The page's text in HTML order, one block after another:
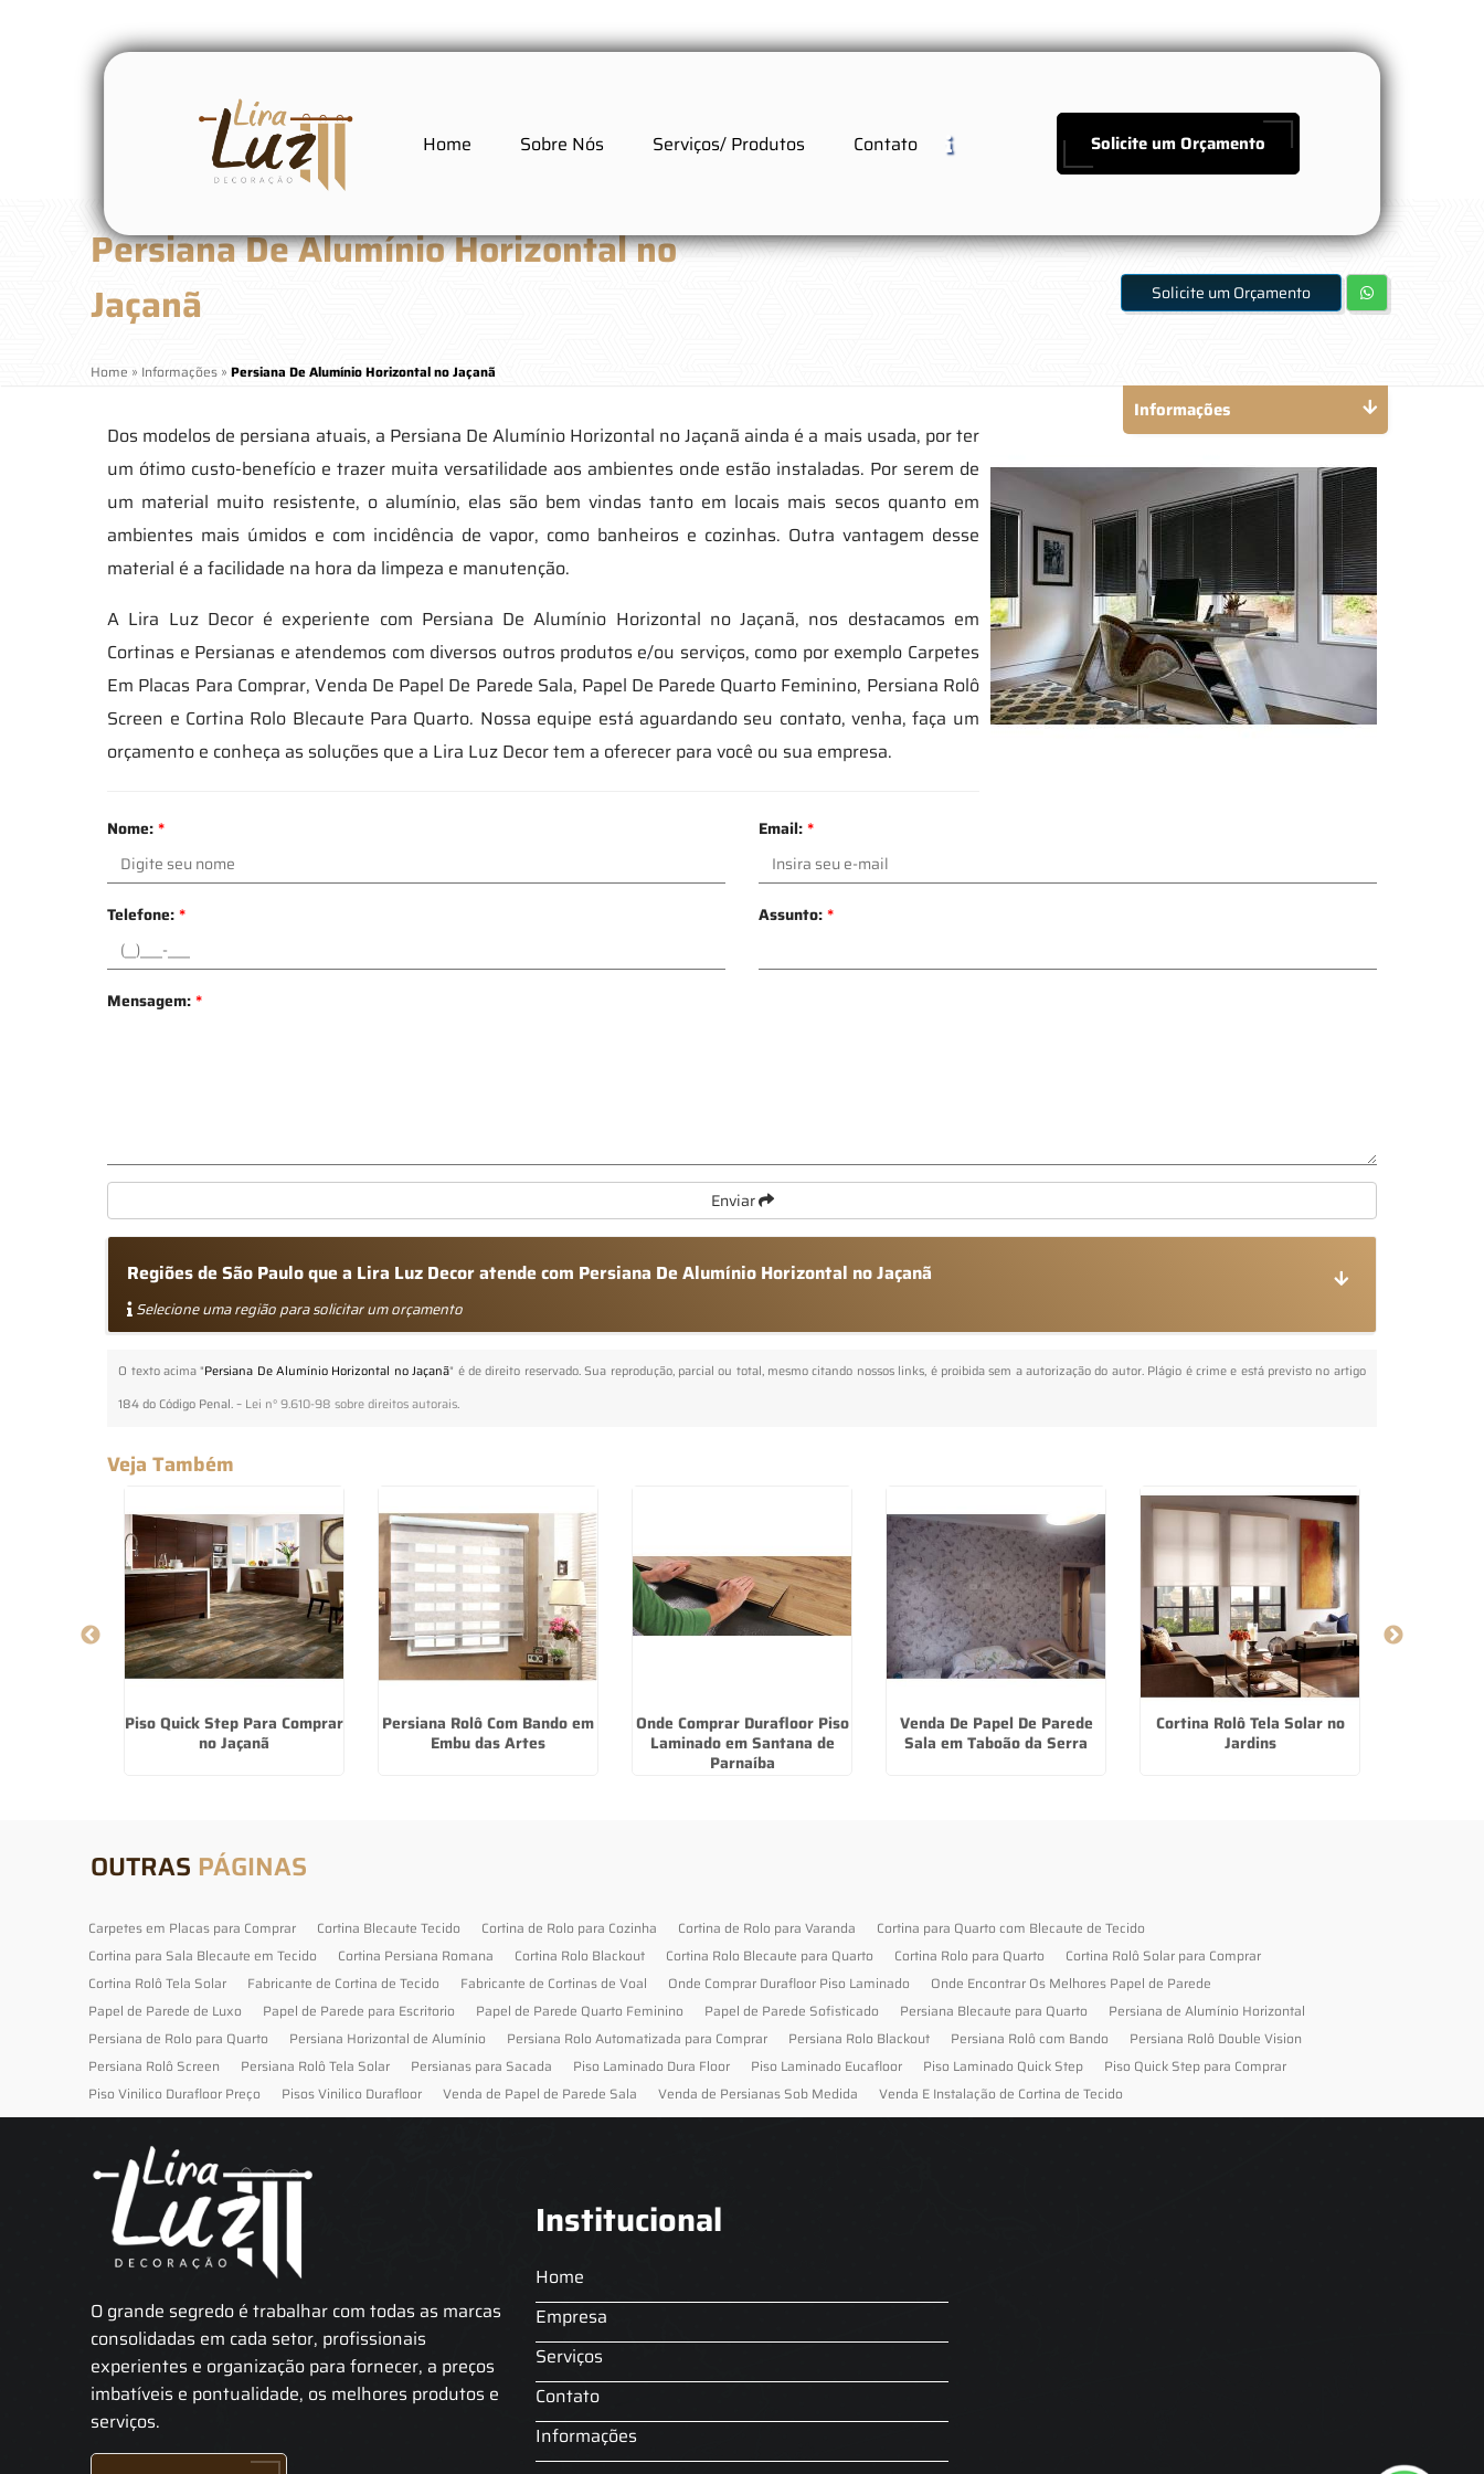
Home Sobre Nós Serviços/ Produtos Contato Solicite um Orçamento
Persiana De Alumínio Horizontal no
Jaçanã
Home » Informações »Persiana De Alumínio Horizontal no Jaçanã
Solicite um Orçamento
Dos modelos de persiana atuais, a Persiana De Alumínio Horizontal no Jaçanã ainda é a mais usada, por ter
um ótimo custo-benefício e trazer muita versatilidade aos ambientes onde estão instaladas. Por serem de
um material muito resistente, o alumínio, elas são bem vindas tanto em locais mais secos quanto em
ambientes mais úmidos e com incidência de vapor, como banheiros e cozinhas. Outra vantagem desse
material é a facilidade na hora da limpeza e manutenção.
A Lira Luz Decor é experiente com Persiana De Alumínio Horizontal no Jaçanã, nos destacamos em
Cortinas e Persianas e atendemos com diversos outros produtos e/ou serviços, como por exemplo Carpetes
Em Placas Para Comprar, Venda De Papel De Parede Sala, Papel De Parede Quarto Feminino, Persiana Rolô
Screen e Cortina Rolo Blecaute Para Quarto. Nossa equipe está aguardando seu contato, venha, faça um
orçamento e conheça as soluções que a Lira Luz Decor tem a oferecer para você ou sua empresa.
Nome:* Email:*
Telefone:* Assunto:*
Mensagem:*
Enviar
Regiões de São Paulo que a Lira Luz Decor atende com Persiana De Alumínio Horizontal no Jaçanã
Selecione uma região para solicitar um orçamento
O texto acima "Persiana De Alumínio Horizontal no Jaçanã" é de direito reservado. Sua reprodução, parcial ou total, mesmo citando nossos links, é proibida sem a autorização do autor. Plágio é crime e está previsto no artigo
184 do Código Penal. – Lei n° 9.610-98 sobre direitos autorais.
Informações
Veja Também
Piso Quick Step Para Comprar
no Jaçanã
Persiana Rolô Com Bando em
Embu das Artes
Onde Comprar Durafloor Piso
Laminado em Santana de
Parnaíba
Venda De Papel De Parede
Sala em Taboão da Serra
Cortina Rolô Tela Solar no
Jardins
OUTRAS PÁGINAS
Carpetes em Placas para Comprar Cortina Blecaute Tecido Cortina de Rolo para Cozinha Cortina de Rolo para Varanda
Cortina para Quarto com Blecaute de Tecido
Cortina para Sala Blecaute em Tecido
Cortina Persiana Romana Cortina Rolo Blackout Cortina Rolo Blecaute para Quarto Cortina Rolo para Quarto
Cortina Rolô Solar para Comprar
Cortina Rolô Tela Solar
Fabricante de Cortina de Tecido Fabricante de Cortinas de Voal Onde Comprar Durafloor Piso Laminado
Onde Encontrar Os Melhores Papel de Parede
Papel de Parede de Luxo
Papel de Parede para Escritorio Papel de Parede Quarto Feminino Papel de Parede Sofisticado Persiana Blecaute para Quarto
Persiana de Alumínio Horizontal
Persiana de Rolo para Quarto
Persiana Horizontal de Alumínio Persiana Rolo Automatizada para Comprar Persiana Rolo Blackout Persiana Rolô com Bando
Persiana Rolô Double Vision
Persiana Rolô Screen
Persiana Rolô Tela Solar Persianas para Sacada Piso Laminado Dura Floor Piso Laminado Eucafloor Piso Laminado Quick Step
Piso Quick Step para Comprar
Piso Vinilico Durafloor Preço
Pisos Vinilico Durafloor Venda de Papel de Parede Sala Venda de Persianas Sob Medida Venda E Instalação de Cortina de Tecido
O grande segredo é trabalhar com todas as marcas
consolidadas em cada setor, profissionais
experientes e organização para fornecer, a preços
imbatíveis e pontualidade, os melhores produtos e
serviços.
Institucional
Home
Empresa
Serviços
Contato
Informações